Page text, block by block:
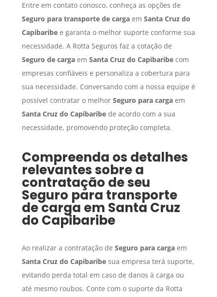
Entre em contato conosco, conheça as opções de
Seguro para transporte de cargaem Santa Cruz do
Capibaribee garanta o melhor suporte conforme sua
necessidade. A Rotta Seguros faz a cotação de
Seguro de cargaem Santa Cruz do Capibaribecom
empresas confiáveis e personaliza a cobertura para
sua necessidade. Conversando com a nossa equipe é
possível contratar o melhor Seguro para cargaem
Santa Cruz do Capibaribede acordo com a sua
necessidade, promovendo proteção completa.
Compreenda os detalhes
relevantes sobre a
contratação de seu
Seguro para transporte
de carga em Santa Cruz
do Capibaribe
Ao realizar a contratação de Seguro para cargaem
Santa Cruz do Capibaribesua empresa terá suporte,
evitando perda total em caso de danos à carga ou
até mesmo roubos. Conte com o suporte da Rotta